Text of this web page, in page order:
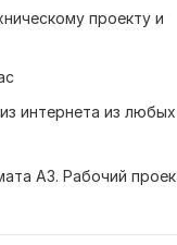
проекту и
интернета из любых
А3. Рабочий